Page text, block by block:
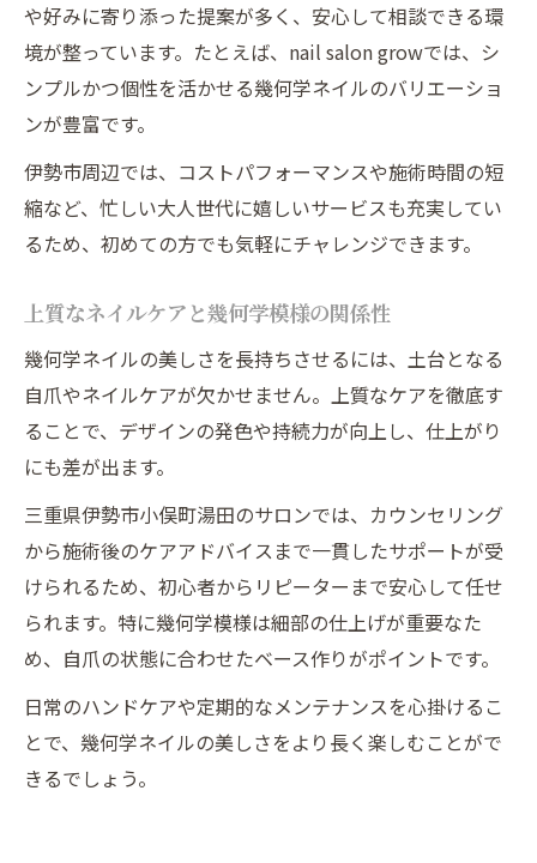
や好みに寄り添った提案が多く、安心して相談できる環
境が整っています。たとえば、nail salon growでは、シ
ンプルかつ個性を活かせる幾何学ネイルのバリエーショ
ンが豊富です。
伊勢市周辺では、コストパフォーマンスや施術時間の短
縮など、忙しい大人世代に嬉しいサービスも充実してい
るため、初めての方でも気軽にチャレンジできます。
上質なネイルケアと幾何学模様の関係性
幾何学ネイルの美しさを長持ちさせるには、土台となる
自爪やネイルケアが欠かせません。上質なケアを徹底す
ることで、デザインの発色や持続力が向上し、仕上がり
にも差が出ます。
三重県伊勢市小俣町湯田のサロンでは、カウンセリング
から施術後のケアアドバイスまで一貫したサポートが受
けられるため、初心者からリピーターまで安心して任せ
られます。特に幾何学模様は細部の仕上げが重要なた
め、自爪の状態に合わせたベース作りがポイントです。
日常のハンドケアや定期的なメンテナンスを心掛けるこ
とで、幾何学ネイルの美しさをより長く楽しむことがで
きるでしょう。